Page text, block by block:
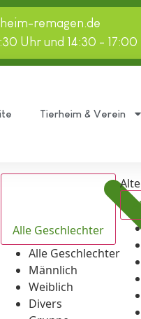
remagen.de
Uhr und 14:30 - 17:00
Tierheim & Verein
Alle Geschlechter
Alle Geschlechter
Männlich
Weiblich
Divers